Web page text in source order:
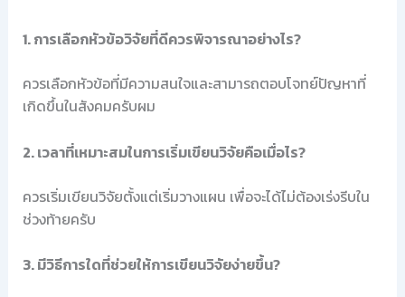
1. การเลือกหัวข้อวิจัยที่ดีควรพิจารณาอย่างไร?
ควรเลือกหัวข้อที่มีความสนใจและสามารถตอบโจทย์ปัญหาที่
เกิดขึ้นในสังคมครับผม
2. เวลาที่เหมาะสมในการเริ่มเขียนวิจัยคือเมื่อไร?
ควรเริ่มเขียนวิจัยตั้งแต่เริ่มวางแผน เพื่อจะได้ไม่ต้องเร่งรีบใน
ช่วงท้ายครับ
3. มีวิธีการใดที่ช่วยให้การเขียนวิจัยง่ายขึ้น?